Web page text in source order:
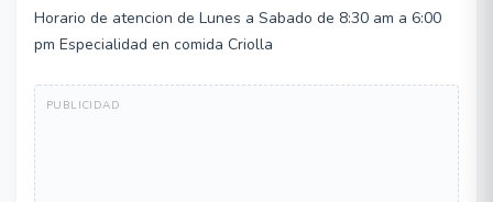
Horario de atencion de Lunes a Sabado de 8:30 am a 6:00
pm Especialidad en comida Criolla